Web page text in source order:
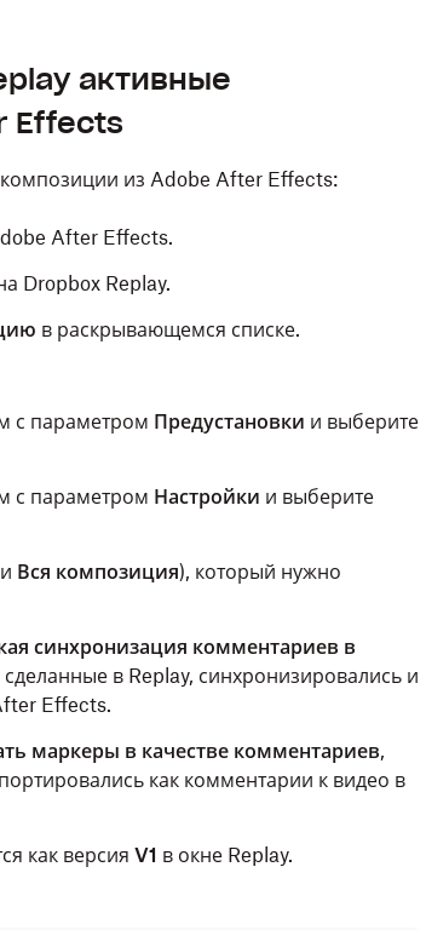
активные
Effects
из Adobe After Effects:
After Effects.
Dropbox Replay.
в раскрывающемся списке.
с параметром Предустановки и выберите
с параметром Настройки и выберите
Вся композиция), который нужно
синхронизация комментариев в
в Replay, синхронизировались и
Effects.
маркеры в качестве комментариев,
как комментарии к видео в
как версия V1 в окне Replay.